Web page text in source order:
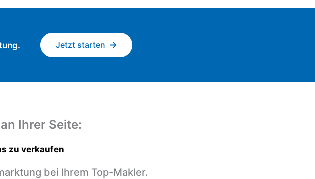
Jetzt starten
Ihrer Seite:
zu verkaufen
bei Ihrem Top-Makler.